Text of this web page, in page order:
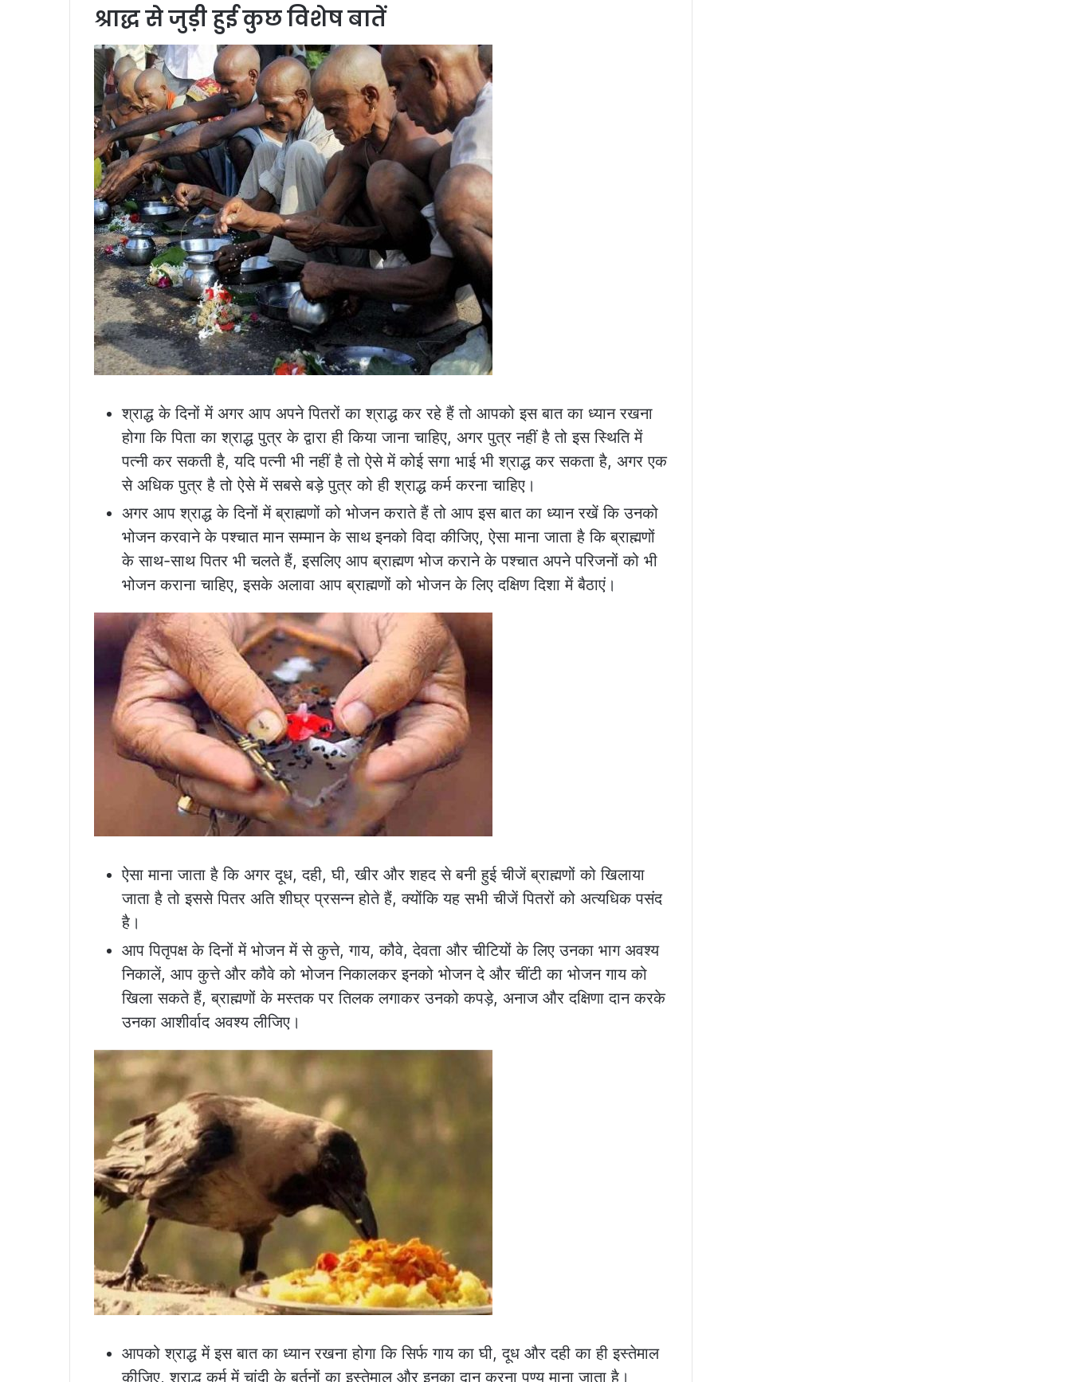
श्राद्ध से जुड़ी हुई कुछ विशेष बातें
श्राद्ध के दिनों में अगर आप अपने पितरों का श्राद्ध कर रहे हैं तो आपको इस बात का ध्यान रखना
होगा कि पिता का श्राद्ध पुत्र के द्वारा ही किया जाना चाहिए, अगर पुत्र नहीं है तो इस स्थिति में
पत्नी कर सकती है, यदि पत्नी भी नहीं है तो ऐसे में कोई सगा भाई भी श्राद्ध कर सकता है, अगर एक
से अधिक पुत्र है तो ऐसे में सबसे बड़े पुत्र को ही श्राद्ध कर्म करना चाहिए।
अगर आप श्राद्ध के दिनों में ब्राह्मणों को भोजन कराते हैं तो आप इस बात का ध्यान रखें कि उनको
भोजन करवाने के पश्चात मान सम्मान के साथ इनको विदा कीजिए, ऐसा माना जाता है कि ब्राह्मणों
के साथ-साथ पितर भी चलते हैं, इसलिए आप ब्राह्मण भोज कराने के पश्चात अपने परिजनों को भी
भोजन कराना चाहिए, इसके अलावा आप ब्राह्मणों को भोजन के लिए दक्षिण दिशा में बैठाएं।
ऐसा माना जाता है कि अगर दूध, दही, घी, खीर और शहद से बनी हुई चीजें ब्राह्मणों को खिलाया
जाता है तो इससे पितर अति शीघ्र प्रसन्न होते हैं, क्योंकि यह सभी चीजें पितरों को अत्यधिक पसंद
है।
आप पितृपक्ष के दिनों में भोजन में से कुत्ते, गाय, कौवे, देवता और चीटियों के लिए उनका भाग अवश्य
निकालें, आप कुत्ते और कौवे को भोजन निकालकर इनको भोजन दे और चींटी का भोजन गाय को
खिला सकते हैं, ब्राह्मणों के मस्तक पर तिलक लगाकर उनको कपड़े, अनाज और दक्षिणा दान करके
उनका आशीर्वाद अवश्य लीजिए।
आपको श्राद्ध में इस बात का ध्यान रखना होगा कि सिर्फ गाय का घी, दूध और दही का ही इस्तेमाल
कीजिए, श्राद्ध कर्म में चांदी के बर्तनों का इस्तेमाल और इनका दान करना पुण्य माना जाता है।